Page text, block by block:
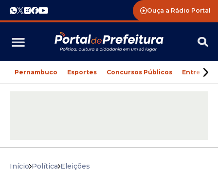
Ouça a Rádio Portal
Pernambuco Esportes Concursos Públicos
Início Política Eleições